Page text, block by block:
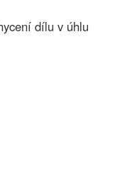
dílu v úhlu